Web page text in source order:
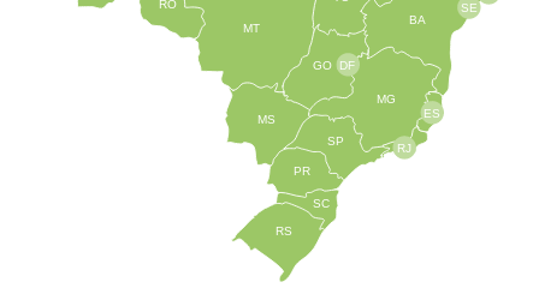
BA
SE
RO
MT
MS
GO
PR
SC
RS
SP
MG
RJ
ES
DF